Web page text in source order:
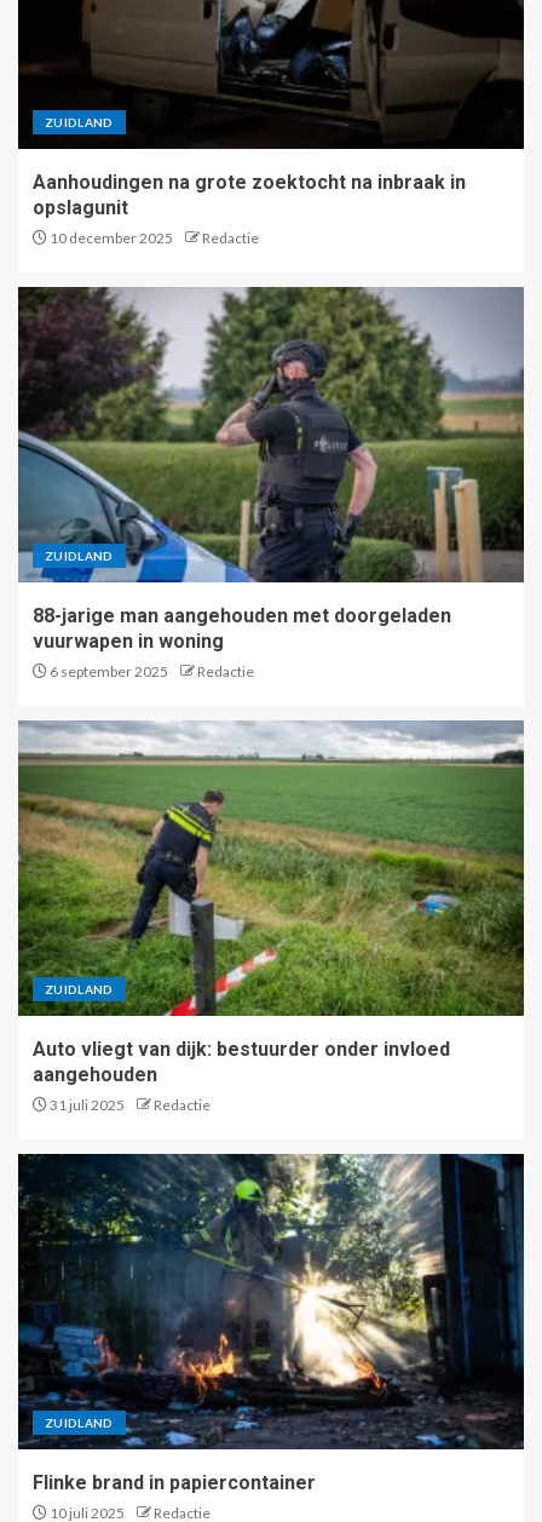
ZUIDLAND
Aanhoudingen na grote zoektocht na inbraak in
opslagunit
10 december 2025 Redactie
ZUIDLAND
88-jarige man aangehouden met doorgeladen
vuurwapen in woning
6 september 2025 Redactie
ZUIDLAND
Auto vliegt van dijk: bestuurder onder invloed
aangehouden
31 juli 2025 Redactie
ZUIDLAND
Flinke brand in papiercontainer
10 juli 2025 Redactie